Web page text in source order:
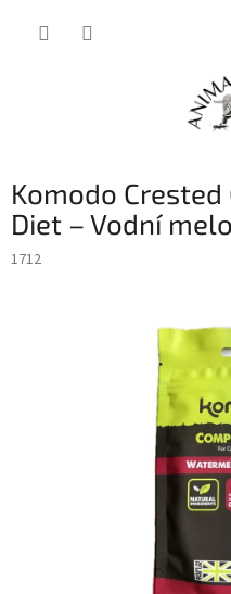
Komodo
Diet – Vodní
1712